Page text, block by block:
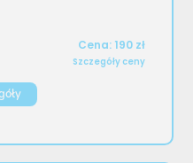
Cena: 190 zł
Szczegóły ceny